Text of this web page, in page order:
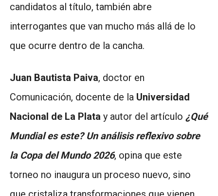
candidatos al título, también abre
interrogantes que van mucho más allá de lo
que ocurre dentro de la cancha.
Juan Bautista Paiva, doctor en
Comunicación, docente de la Universidad
Nacional de La Plata y autor del artículo ¿Qué
Mundial es este? Un análisis reflexivo sobre
la Copa del Mundo 2026, opina que este
torneo no inaugura un proceso nuevo, sino